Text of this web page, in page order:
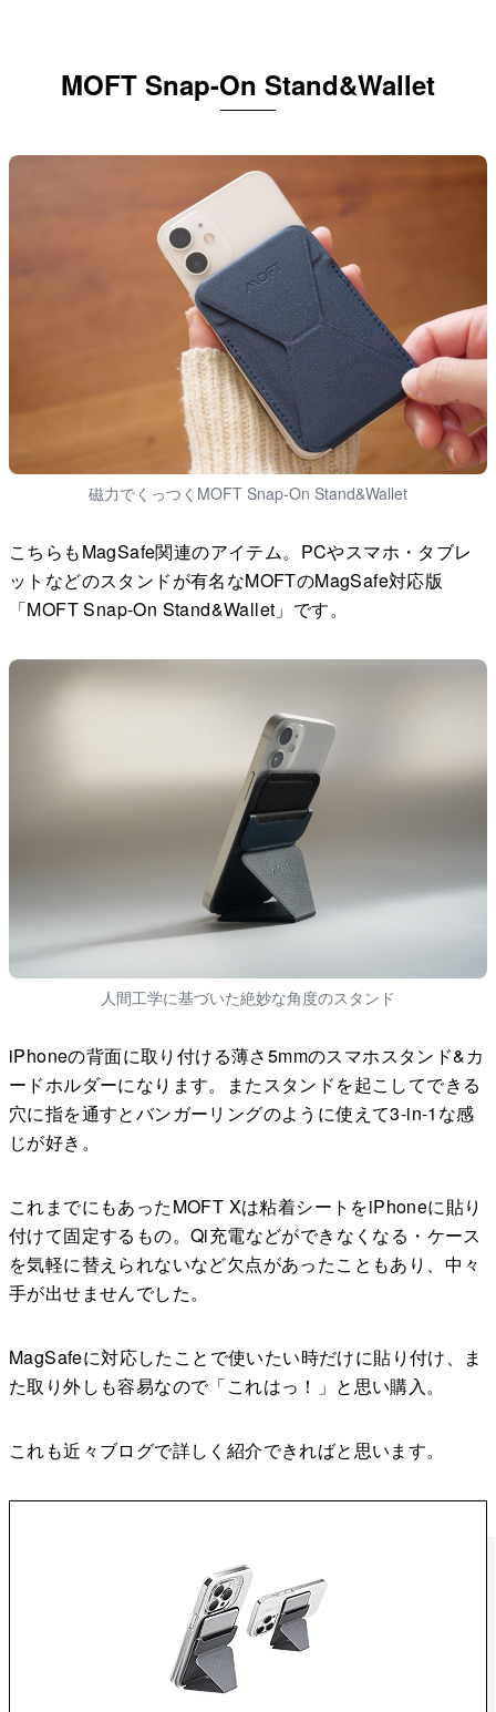
MOFT Snap-On Stand&Wallet
磁力でくっつくMOFT Snap-On Stand&Wallet
こちらもMagSafe関連のアイテム。PCやスマホ・タブレ
ットなどのスタンドが有名なMOFTのMagSafe対応版
「MOFT Snap-On Stand&Wallet」です。
人間工学に基づいた絶妙な角度のスタンド
iPhoneの背面に取り付ける薄さ5mmのスマホスタンド&カ
ードホルダーになります。またスタンドを起こしてできる
穴に指を通すとバンガーリングのように使えて3-in-1な感
じが好き。
これまでにもあったMOFT Xは粘着シートをiPhoneに貼り
付けて固定するもの。Qi充電などができなくなる・ケース
を気軽に替えられないなど欠点があったこともあり、中々
手が出せませんでした。
MagSafeに対応したことで使いたい時だけに貼り付け、ま
た取り外しも容易なので「これはっ！」と思い購入。
これも近々ブログで詳しく紹介できればと思います。